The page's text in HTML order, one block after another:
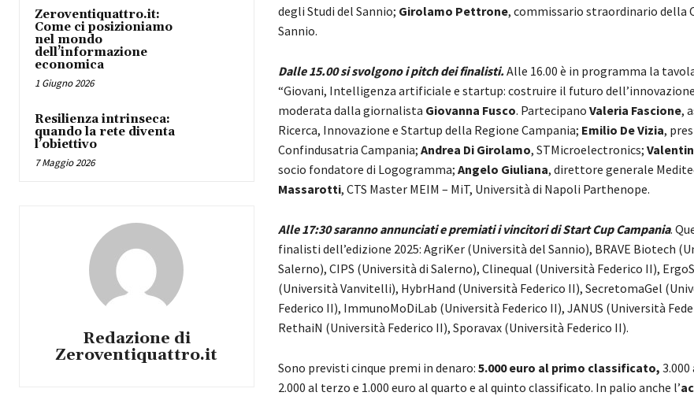
Zeroventiquattro.it:
Come ci posizioniamo
nel mondo
dell’informazione
economica
1 Giugno 2026
Resilienza intrinseca:
quando la rete diventa
l’obiettivo
7 Maggio 2026
Redazione di
Zeroventiquattro.it
degli Studi del Sannio; Girolamo Pettrone, commissario straordinario della
Sannio.
Dalle 15.00 si svolgono i pitch dei finalisti.Alle 16.00 è in programma la
“Giovani, Intelligenza artificiale e startup: costruire il futuro dell’innovazione
moderata dalla giornalista Giovanna Fusco. Partecipano Valeria Fascione,
Ricerca, Innovazione e Startup della Regione Campania; Emilio De Vizia,
Confindusatria Campania; Andrea Di Girolamo, STMicroelectronics;
socio fondatore di Logogramma; Angelo Giuliana, direttore generale
Massarotti, CTS Master MEIM – MiT, Università di Napoli Parthenope.
Alle 17:30 saranno annunciati e premiati i vincitori di Start Cup Campania.
finalisti dell’edizione 2025: AgriKer (Università del Sannio), BRAVE Biotech
Salerno), CIPS (Università di Salerno), Clinequal (Università Federico II),
(Università Vanvitelli), HybrHand (Università Federico II), SecretomaGel
Federico II), ImmunoMoDiLab (Università Federico II), JANUS (Università
RethaiN (Università Federico II), Sporavax (Università Federico II).
Sono previsti cinque premi in denaro: 5.000 euro al primo classificato,
2.000 al terzo e 1.000 euro al quarto e al quinto classificato. In palio anche l’